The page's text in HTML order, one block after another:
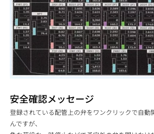
安全確認メッセージ
登録されている配管上の弁をワンクリックで自動
んですが、